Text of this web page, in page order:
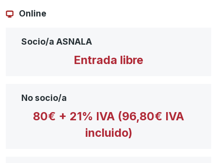
Online
Socio/a ASNALA
Entrada libre
No socio/a
80€ + 21% IVA (96,80€ IVA
incluido)